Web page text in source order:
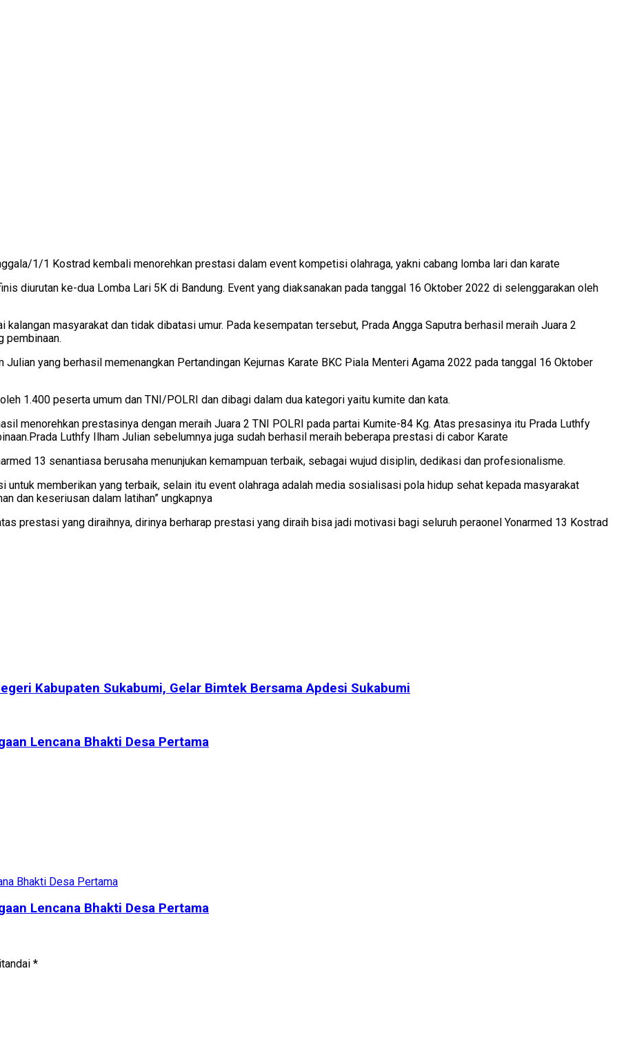
1/1 Kostrad kembali menorehkan prestasi dalam event kompetisi olahraga, yakni cabang lomba lari dan karate
diurutan ke-dua Lomba Lari 5K di Bandung. Event yang diaksanakan pada tanggal 16 Oktober 2022 di selenggarakan oleh
masyarakat dan tidak dibatasi umur. Pada kesempatan tersebut, Prada Angga Saputra berhasil meraih Juara 2
pembinaan.
yang berhasil memenangkan Pertandingan Kejurnas Karate BKC Piala Menteri Agama 2022 pada tanggal 16 Oktober
1.400 peserta umum dan TNI/POLRI dan dibagi dalam dua kategori yaitu kumite dan kata.
menorehkan prestasinya dengan meraih Juara 2 TNI POLRI pada partai Kumite-84 Kg. Atas presasinya itu Prada Luthfy
Luthfy Ilham Julian sebelumnya juga sudah berhasil meraih beberapa prestasi di cabor Karate
13 senantiasa berusaha menunjukan kemampuan terbaik, sebagai wujud disiplin, dedikasi dan profesionalisme.
memberikan yang terbaik, selain itu event olahraga adalah media sosialisasi pola hidup sehat kepada masyarakat
dan keseriusan dalam latihan” ungkapnya
prestasi yang diraihnya, dirinya berharap prestasi yang diraih bisa jadi motivasi bagi seluruh peraonel Yonarmed 13 Kostrad
Kabupaten Sukabumi, Gelar Bimtek Bersama Apdesi Sukabumi
Lencana Bhakti Desa Pertama
Lencana Bhakti Desa Pertama
*